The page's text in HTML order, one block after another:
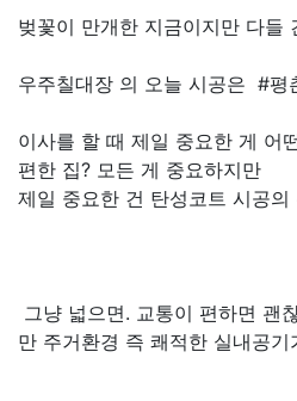
벚꽃이 만개한 지금이지만 다들
우주칠대장 의 오늘 시공은 #평
이사를 할 때 제일 중요한 게 어
편한 집? 모든 게 중요하지만
제일 중요한 건 탄성코트 시공
그냥 넓으면. 교통이 편하면 괜
만 주거환경 즉 쾌적한 실내공기